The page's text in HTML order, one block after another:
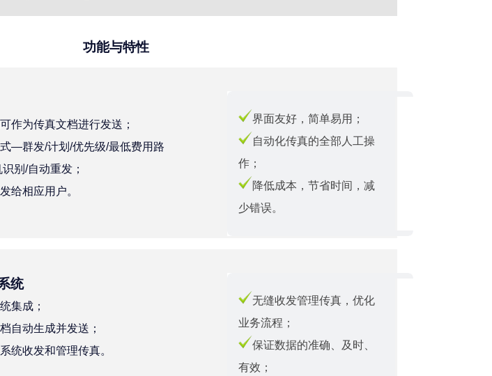
功能与特性
作为传真文档进行发送；
—群发/计划/优先级/最低费用路
别/自动重发；
给相应用户。
界面友好，简单易用；
自动化传真的全部人工操
作；
降低成本，节省时间，减
少错误。
统
集成；
自动生成并发送；
统收发和管理传真。
无缝收发管理传真，优化
业务流程；
保证数据的准确、及时、
有效；